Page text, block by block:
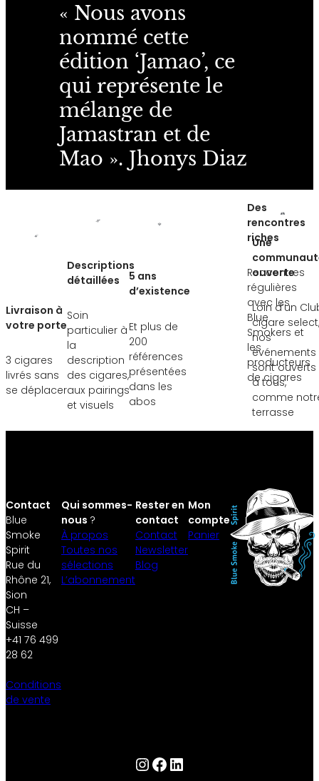
« Nous avons
nommé cette
édition ‘Jamao’, ce
qui représente le
mélange de
Jamastran et de
Mao ». Jhonys Diaz
Livraison à
votre porte
3 cigares
livrés sans
se déplacer
Descriptions
détaillées
Soin
particulier à
la
description
des cigares,
aux pairings
et visuels
5 ans
d’existence
Et plus de
200
références
présentées
dans les
abos
Des
rencontres
riches
Rencontres
régulières
avec les
Blue
Smokers et
les
producteurs
de cigares
Une
ouverte
Loin d’un
cigare select,
nos
événements
sont ouverts
à tous,
comme
terrasse
Contact
Blue
Smoke
Spirit
Rue du
Rhône 21,
Sion
CH –
Suisse
+41 76 499
28 62
Conditions
de vente
Qui sommes-
nous ?
À propos
Toutes nos
sélections
L’abonnement
Rester en
contact
Contact
Newsletter
Blog
Mon
compte
Panier
Instagram
Facebook
LinkedIn